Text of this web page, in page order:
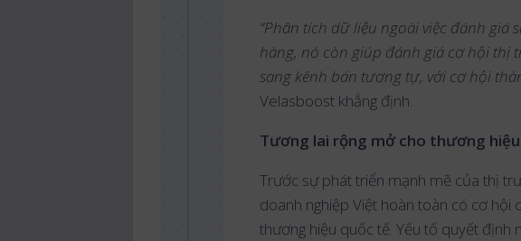
“Phân tích dữ liệu ngoài việc đánh giá
hàng, nó còn giúp đánh giá cơ hội thị
sang kênh bán tương tự, với cơ hội
Velasboost khẳng định.
Tương lai rộng mở cho thương
Trước sự phát triển mạnh mẽ của thị
doanh nghiệp Việt hoàn toàn có cơ hội
thương hiệu quốc tế. Yếu tố quyết định